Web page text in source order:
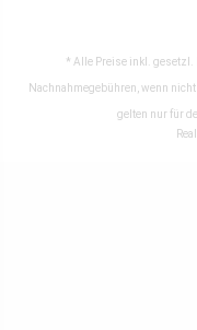
* Alle Preise inkl.
Nachnahmegebühren, wenn
gelten nur für